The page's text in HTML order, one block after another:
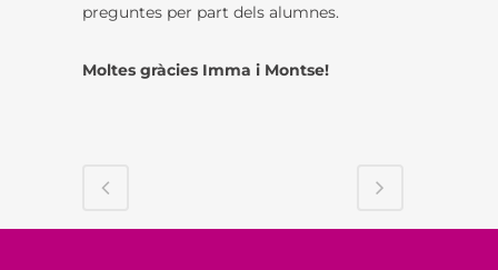
preguntes per part dels alumnes.
Moltes gràcies Imma i Montse!